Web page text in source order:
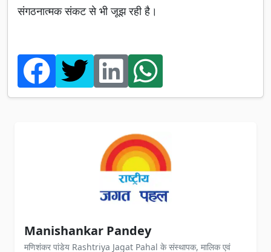
संगठनात्मक संकट से भी जूझ रही है।
Manishankar Pandey
मणिशंकर पांडेय Rashtriya Jagat Pahal के संस्थापक, मालिक एवं